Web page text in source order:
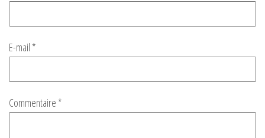
Commentaire *
E-mail *